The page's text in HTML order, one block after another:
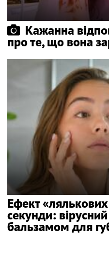
Кажанна
про те, що вона
Ефект «лялькових
секунди:
бальзамом для